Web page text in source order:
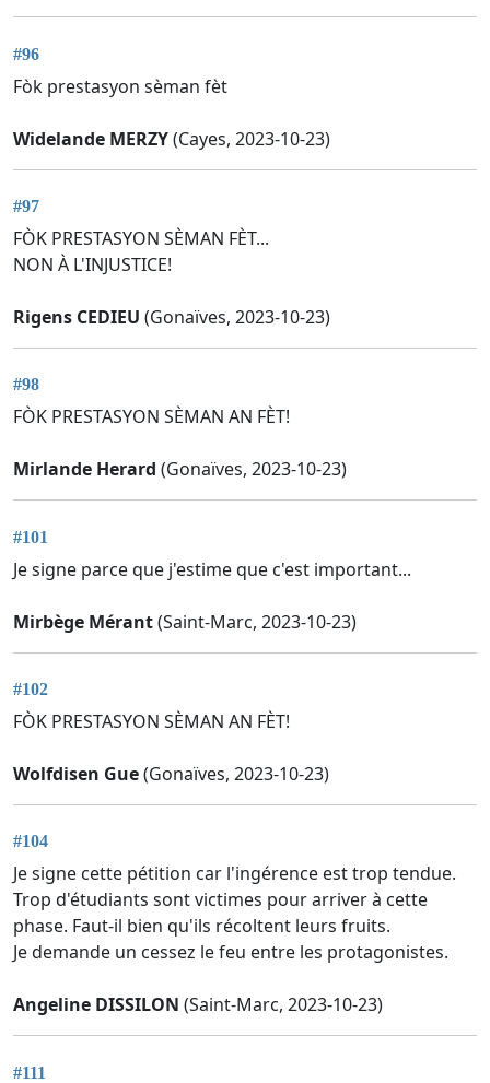
#96
Fòk prestasyon sèman fèt
Widelande MERZY(Cayes, 2023-10-23)
#97
FÒK PRESTASYON SÈMAN FÈT...
NON À L'INJUSTICE!
Rigens CEDIEU (Gonaïves, 2023-10-23)
#98
FÒK PRESTASYON SÈMAN AN FÈT!
Mirlande Herard (Gonaïves, 2023-10-23)
#101
Je signe parce que j'estime que c'est important...
Mirbège Mérant(Saint-Marc, 2023-10-23)
#102
FÒK PRESTASYON SÈMAN AN FÈT!
Wolfdisen Gue(Gonaïves, 2023-10-23)
#104
Je signe cette pétition car l'ingérence est trop tendue.
Trop d'étudiants sont victimes pour arriver à cette
phase. Faut-il bien qu'ils récoltent leurs fruits.
Je demande un cessez le feu entre les protagonistes.
Angeline DISSILON (Saint-Marc, 2023-10-23)
#111